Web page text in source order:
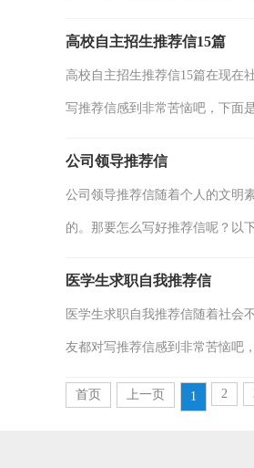
高校自主招生推荐信15篇
高校自主招生推荐信15篇在现在
写推荐信感到非常苦恼吧，下面
公司领导推荐信
公司领导推荐信随着个人的文明
的。那要怎么写好推荐信呢？以
医学生求职自我推荐信
医学生求职自我推荐信随着社会
友都对写推荐信感到非常苦恼吧
首页 上一页 1 2